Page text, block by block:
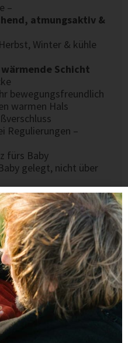
–
atmungsaktiv &
Winter & kühle
wärmende Schicht
bewegungsfreundlich
warmen Hals
Regulierungen –
fürs Baby
gelegt, nicht über
vorne & hinten
(Öko-Tex
– oft
& langlebig
fair in Europa